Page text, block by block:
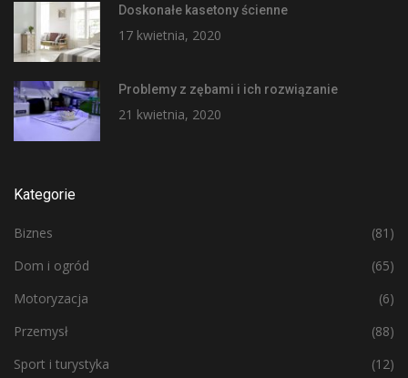
Doskonałe kasetony ścienne
17 kwietnia, 2020
Problemy z zębami i ich rozwiązanie
21 kwietnia, 2020
Kategorie
Biznes
(81)
Dom i ogród
(65)
Motoryzacja
(6)
Przemysł
(88)
Sport i turystyka
(12)